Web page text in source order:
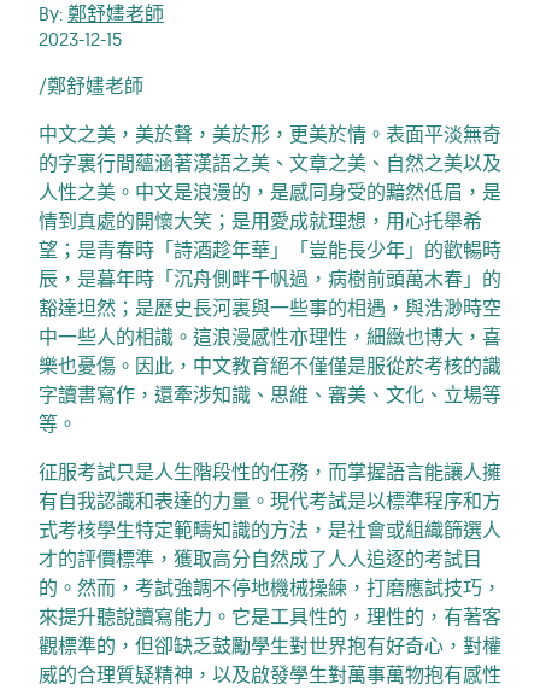
By: 鄭舒嫿老師
2023-12-15
/鄭舒嫿老師
中文之美，美於聲，美於形，更美於情。表面平淡無奇
的字裏行間蘊涵著漢語之美、文章之美、自然之美以及
人性之美。中文是浪漫的，是感同身受的黯然低眉，是
情到真處的開懷大笑；是用愛成就理想，用心托舉希
望；是青春時「詩酒趁年華」「豈能長少年」的歡暢時
辰，是暮年時「沉舟側畔千帆過，病樹前頭萬木春」的
豁達坦然；是歷史長河裏與一些事的相遇，與浩渺時空
中一些人的相識。這浪漫感性亦理性，細緻也博大，喜
樂也憂傷。因此，中文教育絕不僅僅是服從於考核的識
字讀書寫作，還牽涉知識、思維、審美、文化、立場等
等。
征服考試只是人生階段性的任務，而掌握語言能讓人擁
有自我認識和表達的力量。現代考試是以標準程序和方
式考核學生特定範疇知識的方法，是社會或組織篩選人
才的評價標準，獲取高分自然成了人人追逐的考試目
的。然而，考試強調不停地機械操練，打磨應試技巧，
來提升聽說讀寫能力。它是工具性的，理性的，有著客
觀標準的，但卻缺乏鼓勵學生對世界抱有好奇心，對權
威的合理質疑精神，以及啟發學生對萬事萬物抱有感性